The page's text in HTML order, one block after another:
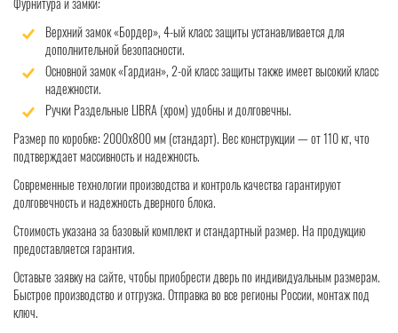
Верхний замок «Бордер», 4-ый класс защиты устанавливается для
дополнительной безопасности.
Основной замок «Гардиан», 2-ой класс защиты также имеет высокий класс
надежности.
Ручки Раздельные LIBRA (хром) удобны и долговечны.
Размер по коробке: 2000x800 мм (стандарт). Вес конструкции — от 110 кг, что
подтверждает массивность и надежность.
Современные технологии производства и контроль качества гарантируют
долговечность и надежность дверного блока.
Стоимость указана за базовый комплект и стандартный размер. На продукцию
предоставляется гарантия.
Оставьте заявку на сайте, чтобы приобрести дверь по индивидуальным размерам.
Быстрое производство и отгрузка. Отправка во все регионы России, монтаж под
ключ.